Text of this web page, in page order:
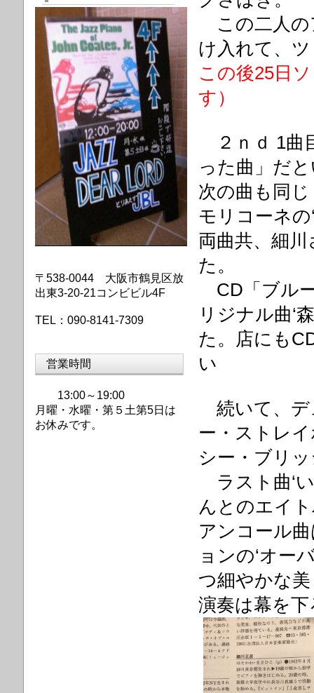
この二人の
け入れて、
この後25日
す）
２ｎｄ 1曲
った曲」だ
次の曲も同
モリコーネ
両曲共、細
た。
CD「ブル
リジナル曲‘
た。店にも
い
続いて、デ
ー・ストレ
シー・ブリッ
ラスト曲‘
んとのエイ
アンコール
ョンの‘オー
つ細やかな
演奏は幕を
〒538-0044 大阪市鶴見区放
出東3-20-21コンビビル4F
TEL：090-8141-7309
営業時間
13:00～19:00
月曜・水曜・第 ５土第5日は
お休みです。